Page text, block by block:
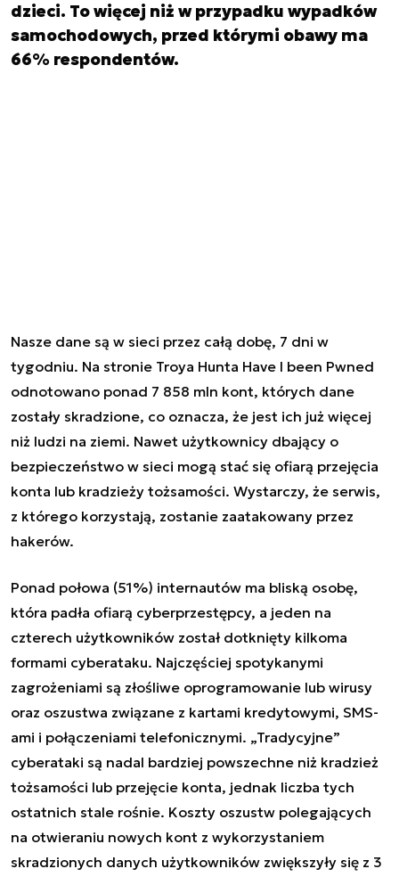
dzieci. To więcej niż w przypadku wypadków
samochodowych, przed którymi obawy ma
66% respondentów.
Nasze dane są w sieci przez całą dobę, 7 dni w
tygodniu. Na stronie Troya Hunta Have I been Pwned
odnotowano ponad 7 858 mln kont, których dane
zostały skradzione, co oznacza, że jest ich już więcej
niż ludzi na ziemi. Nawet użytkownicy dbający o
bezpieczeństwo w sieci mogą stać się ofiarą przejęcia
konta lub kradzieży tożsamości. Wystarczy, że serwis,
z którego korzystają, zostanie zaatakowany przez
hakerów.
Ponad połowa (51%) internautów ma bliską osobę,
która padła ofiarą cyberprzestępcy, a jeden na
czterech użytkowników został dotknięty kilkoma
formami cyberataku. Najczęściej spotykanymi
zagrożeniami są złośliwe oprogramowanie lub wirusy
oraz oszustwa związane z kartami kredytowymi, SMS-
ami i połączeniami telefonicznymi. „Tradycyjne”
cyberataki są nadal bardziej powszechne niż kradzież
tożsamości lub przejęcie konta, jednak liczba tych
ostatnich stale rośnie. Koszty oszustw polegających
na otwieraniu nowych kont z wykorzystaniem
skradzionych danych użytkowników zwiększyły się z 3